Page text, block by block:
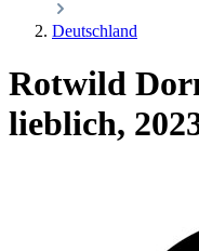
Deutschland
Rotwild
lieblich,